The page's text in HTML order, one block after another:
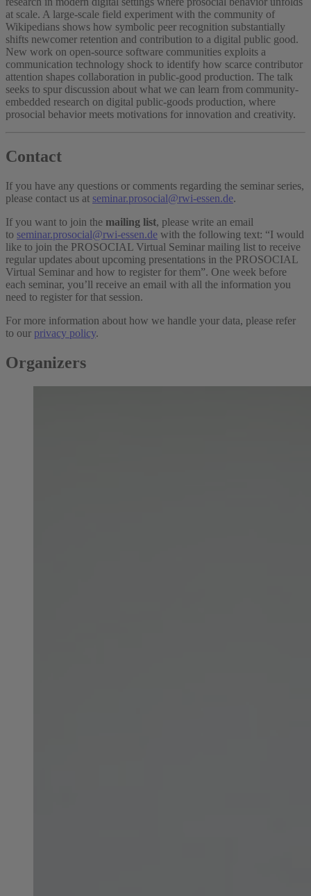
at scale. A large-scale field experiment with the community of
Wikipedians shows how symbolic peer recognition substantially
shifts newcomer retention and contribution to a digital public good.
New work on open-source software communities exploits a
communication technology shock to identify how scarce contributor
attention shapes collaboration in public-good production. The talk
seeks to spur discussion about what we can learn from community-
embedded research on digital public-goods production, where
prosocial behavior meets motivations for innovation and creativity.
Contact
If you have any questions or comments regarding the seminar series,
please contact us at seminar.prosocial@rwi-essen.de.
If you want to join the mailing list, please write an email
to seminar.prosocial@rwi-essen.de with the following text: “I would
like to join the PROSOCIAL Virtual Seminar mailing list to receive
regular updates about upcoming presentations in the PROSOCIAL
Virtual Seminar and how to register for them”. One week before
each seminar, you’ll receive an email with all the information you
need to register for that session.
For more information about how we handle your data, please refer
to our privacy policy.
Organizers